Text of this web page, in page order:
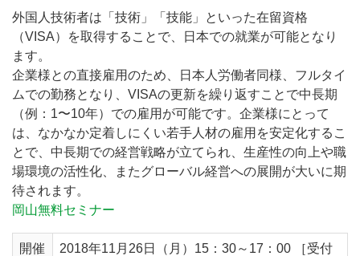
外国人技術者は「技術」「技能」といった在留資格
（VISA）を取得することで、日本での就業が可能となり
ます。
企業様との直接雇用のため、日本人労働者同様、フルタイ
ムでの勤務となり、VISAの更新を繰り返すことで中長期
（例：1〜10年）での雇用が可能です。企業様にとって
は、なかなか定着しにくい若手人材の雇用を安定化するこ
とで、中長期での経営戦略が立てられ、生産性の向上や職
場環境の活性化、またグローバル経営への展開が大いに期
待されます。
岡山無料セミナー
開催
2018年11月26日（月）15：30～17：00 ［受付